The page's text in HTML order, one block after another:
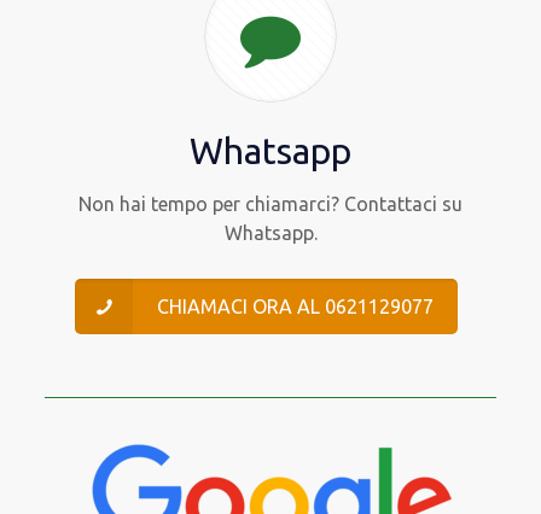
Whatsapp
Non hai tempo per chiamarci? Contattaci su
Whatsapp.
CHIAMACI ORA AL 0621129077